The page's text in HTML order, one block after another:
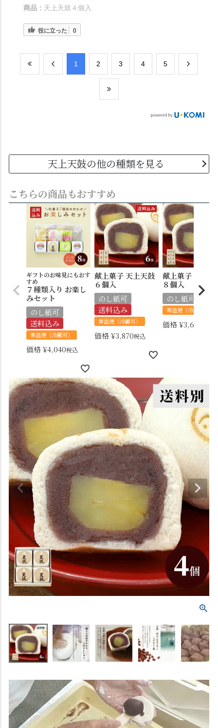
商品： 天上天鼓４個入
役に立った 0
​1 ​2 ​3 ​4 ​5
天上天鼓の他の種類を見る
こちらの商品もおすすめ
ギフトのお味見にもおす
すめ
７種類入り お楽し
みセット
のし紙可
送料込み
常温便（冷蔵可）
価格¥4,040税込
献上菓子 天上天鼓
６個入
のし紙可
送料込み
常温便（冷蔵可）
価格¥3,870税込
献上菓子 天上天
８個入
のし紙可
常温便（冷蔵可）
価格¥3,610